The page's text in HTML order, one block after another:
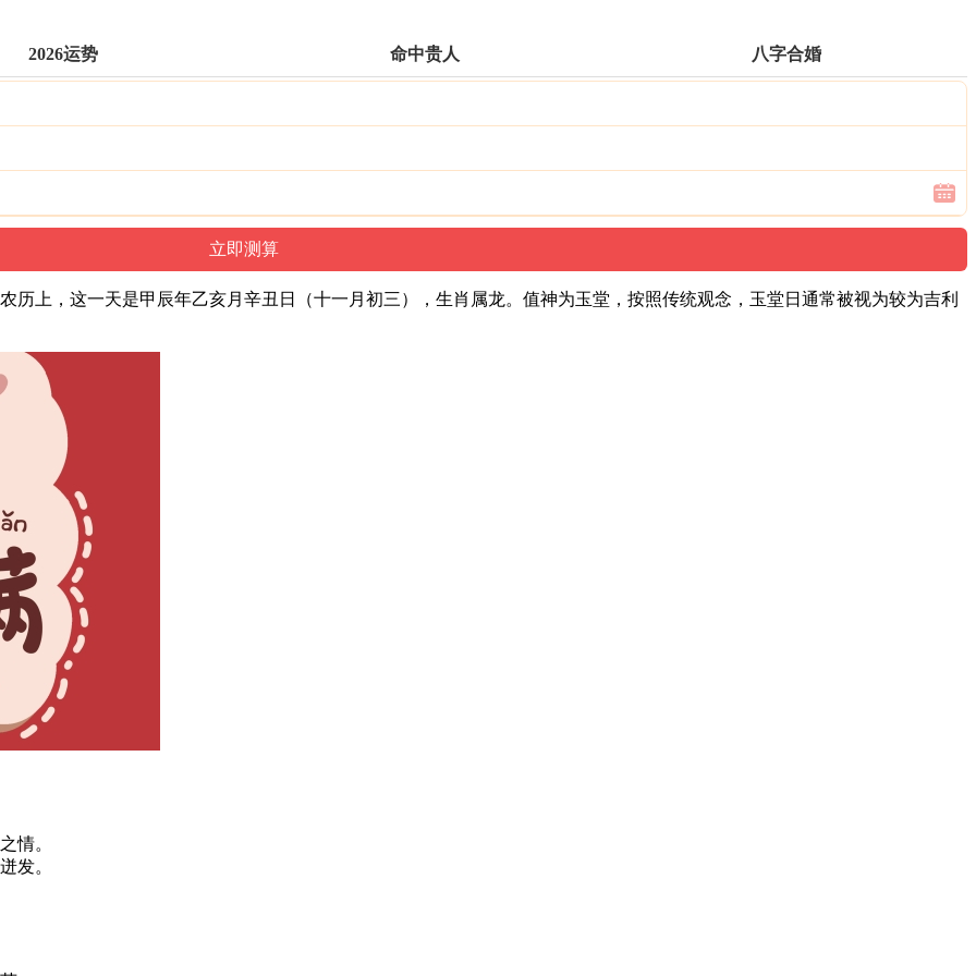
2026运势 命中贵人 八字合婚
历上，这一天是甲辰年乙亥月辛丑日（十一月初三），生肖属龙。值神为玉堂，按照传统观念，玉堂日通常被视为较为吉利
情。
发。